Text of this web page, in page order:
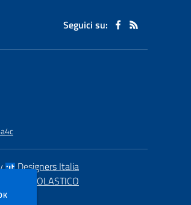
Seguici su:
Designers Italia
SCUOLASTICO